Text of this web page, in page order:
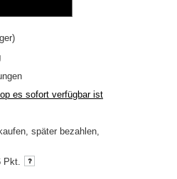
es sofort verfügbar ist
später bezahlen,
Pkt.